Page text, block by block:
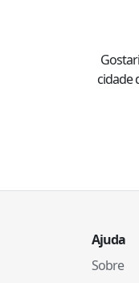
cidade
Ajuda
Sobre